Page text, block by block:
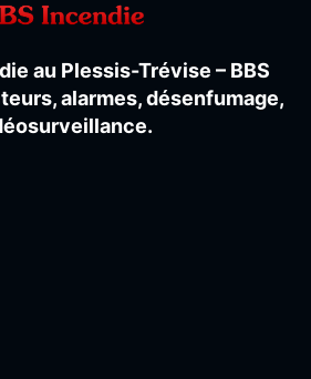
au Plessis-Trévise – BBS
alarmes,désenfumage,